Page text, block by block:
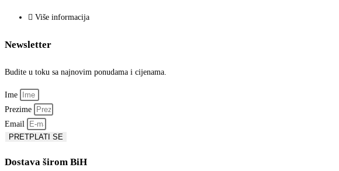
Više informacija
Newsletter
Budite u toku sa najnovim ponudama i cijenama.
Ime
Prezime
Email
PRETPLATI SE
Dostava širom BiH